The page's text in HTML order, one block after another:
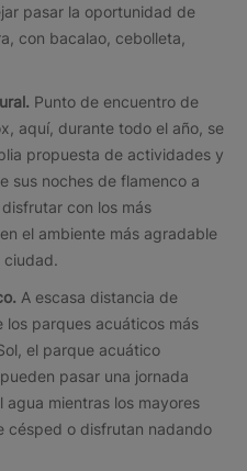
pasar la oportunidad de
con bacalao, cebolleta,
Punto de encuentro de
aquí, durante todo el año, se
propuesta de actividades y
sus noches de flamenco a
con los más
el ambiente más agradable
ciudad.
A escasa distancia de
los parques acuáticos más
el parque acuático
pasar una jornada
mientras los mayores
césped o disfrutan nadando